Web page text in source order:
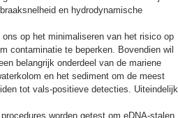
en hydrodynamische
op het minimaliseren van het risico op
contaminatie te beperken. Bovendien wil
belangrijk onderdeel van de mariene
en het sediment om de meest
tot vals-positieve detecties. Uiteindelijk
worden getest om eDNA-stalen